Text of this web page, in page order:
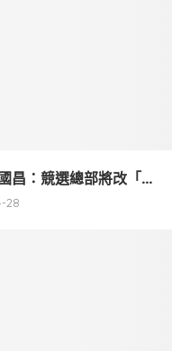
：競選總部將改「...
28